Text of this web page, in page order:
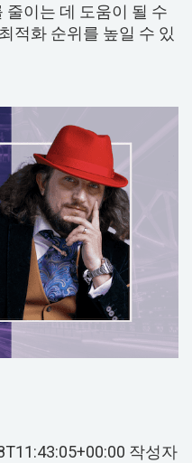
이는 데 도움이 될 수
적화 순위를 높일 수 있
작성자